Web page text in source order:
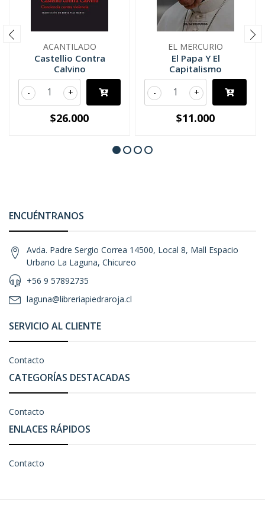
ACANTILADO
Castellio Contra
Calvino
+
-
$26.000
EL MERCURIO
El Papa Y El
Capitalismo
+
-
$11.000
ENCUÉNTRANOS
Avda. Padre Sergio Correa 14500, Local 8, Mall Espacio
Urbano La Laguna, Chicureo
+56 9 57892735
laguna@libreriapiedraroja.cl
SERVICIO AL CLIENTE
Contacto
CATEGORÍAS DESTACADAS
Contacto
ENLACES RÁPIDOS
Contacto